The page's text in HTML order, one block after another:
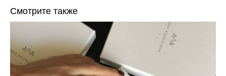
Смотрите также